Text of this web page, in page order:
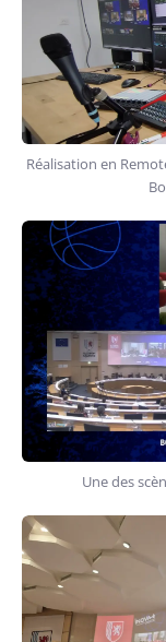
Réalisation en
Une des